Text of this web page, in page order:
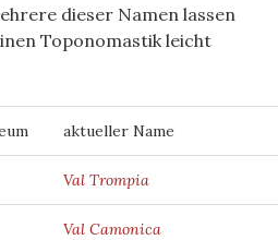
dieser Namen lassen
Toponomastik leicht
aktueller Name
Val Trompia
Val Camonica